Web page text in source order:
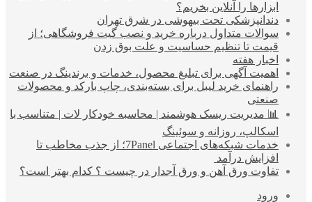
ابزارها را آنلاین بخریم؟
دندانپزشکی تحت بیهوشی در شرق تهران
سوالات متداول درباره خرید و نصب گیت فروشگاهی؛ از
قیمت تا تنظیم حساسیت و علت بوق زدن
اخبار هفته
اهمیت آگهی برای تبلیغ محصول، خدمات و برندینگ در صنعت
راهنمای خرید لیبل برای بسته‌بندی، چاپ بارکد و محصولات
صنعتی
📊 مدیریت ریسک هوشمند | محاسبه خودکار لات | متناسب با
اسکالپ، روزانه و سوئینگ
خدمات شبکه‌های اجتماعی 7Panel؛ از جذب مخاطب تا
افزایش درآمد
تفاوت ورق آهن و ورق آجدار در چیست ؟ کدام بهتر است؟
ورود